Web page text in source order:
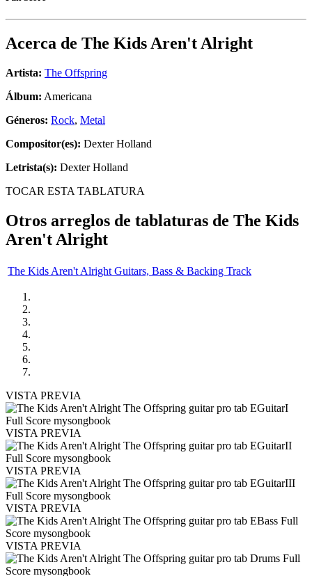
Acerca de The Kids Aren't Alright
Artista: The Offspring
Álbum: Americana
Géneros: Rock, Metal
Compositor(es): Dexter Holland
Letrista(s): Dexter Holland
TOCAR ESTA TABLATURA
Otros arreglos de tablaturas de The Kids
Aren't Alright
The Kids Aren't Alright Guitars, Bass & Backing Track
VISTA PREVIA
VISTA PREVIA
VISTA PREVIA
VISTA PREVIA
VISTA PREVIA